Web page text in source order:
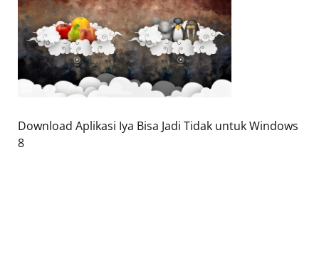
Download Aplikasi Iya Bisa Jadi Tidak untuk Windows
8